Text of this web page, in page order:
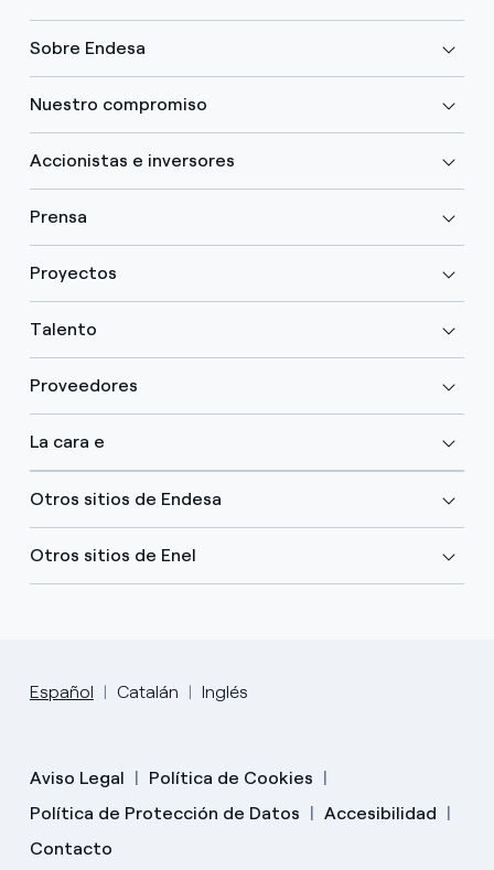
Sobre Endesa
Nuestro compromiso
Accionistas e inversores
Prensa
Proyectos
Talento
Proveedores
La cara e
Otros sitios de Endesa
Otros sitios de Enel
Español Catalán Inglés
Aviso Legal
Política de Cookies
Política de Protección de Datos
Accesibilidad
Contacto